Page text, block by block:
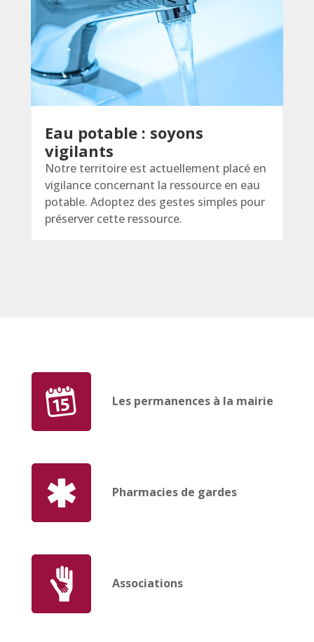
Eau potable : soyons
vigilants
Notre territoire est actuellement placé en
vigilance concernant la ressource en eau
potable. Adoptez des gestes simples pour
préserver cette ressource.
Les permanences à la mairie
Pharmacies de gardes
Associations